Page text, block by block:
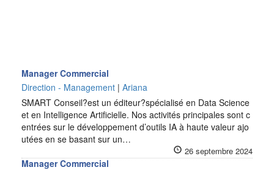
Manager Commercial
Direction - Management | Ariana
SMART Conseil?est un éditeur?spécialisé en Data Science
et en Intelligence Artificielle. Nos activités principales sont c
entrées sur le développement d’outils IA à haute valeur ajo
utées en se basant sur un…
26 septembre 2024
Manager Commercial